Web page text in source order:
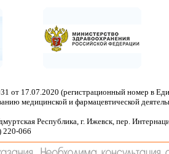
от 17.07.2020 (регистрационный номер в
медицинской и фармацевтической
Республика, г. Ижевск, пер.
220-066